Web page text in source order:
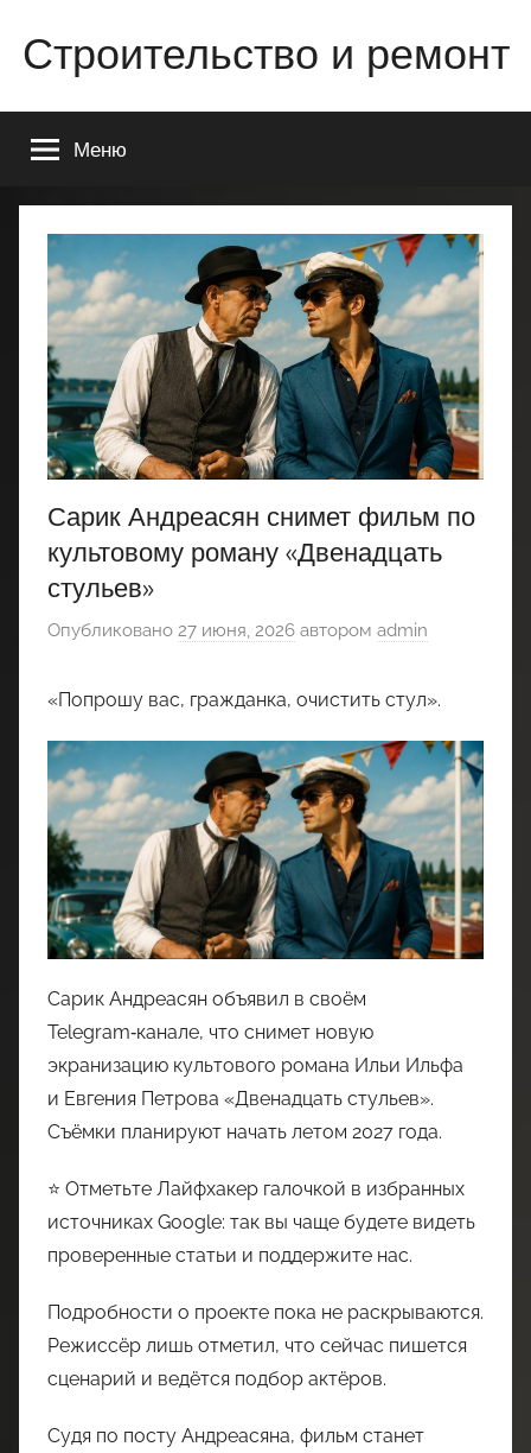
содержимому
Строительство и ремонт
строительстве
ремонте
Вашего
дома
квартиры
Меню
Сарик Андреасян снимет фильм по
культовому роману «Двенадцать
стульев»
Опубликовано 27 июня, 2026 автором admin
«Попрошу вас, гражданка, очистить стул».
Сарик Андреасян объявил в своём
Telegram‑канале, что снимет новую
экранизацию культового романа Ильи Ильфа
и Евгения Петрова «Двенадцать стульев».
Съёмки планируют начать летом 2027 года.
⭐ Отметьте Лайфхакер галочкой в избранных
источниках Google: так вы чаще будете видеть
проверенные статьи и поддержите нас.
Подробности о проекте пока не раскрываются.
Режиссёр лишь отметил, что сейчас пишется
сценарий и ведётся подбор актёров.
Судя по посту Андреасяна, фильм станет